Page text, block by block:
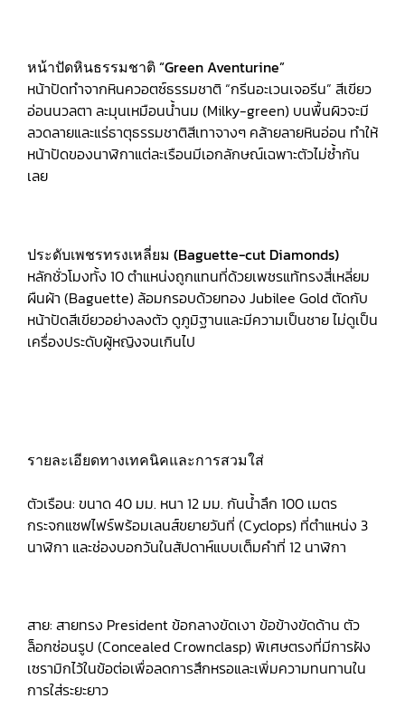
หน้าปัดหินธรรมชาติ “Green Aventurine”
หน้าปัดทำจากหินควอตซ์ธรรมชาติ “กรีนอะเวนเจอรีน” สีเขียว
อ่อนนวลตา ละมุนเหมือนน้ำนม (Milky-green) บนพื้นผิวจะมี
ลวดลายและแร่ธาตุธรรมชาติสีเทาจางๆ คล้ายลายหินอ่อน ทำให้
หน้าปัดของนาฬิกาแต่ละเรือนมีเอกลักษณ์เฉพาะตัวไม่ซ้ำกัน
เลย
ประดับเพชรทรงเหลี่ยม (Baguette-cut Diamonds)
หลักชั่วโมงทั้ง 10 ตำแหน่งถูกแทนที่ด้วยเพชรแท้ทรงสี่เหลี่ยม
ผืนผ้า (Baguette) ล้อมกรอบด้วยทอง Jubilee Gold ตัดกับ
หน้าปัดสีเขียวอย่างลงตัว ดูภูมิฐานและมีความเป็นชาย ไม่ดูเป็น
เครื่องประดับผู้หญิงจนเกินไป
รายละเอียดทางเทคนิคและการสวมใส่
ตัวเรือน: ขนาด 40 มม. หนา 12 มม. กันน้ำลึก 100 เมตร
กระจกแซฟไฟร์พร้อมเลนส์ขยายวันที่ (Cyclops) ที่ตำแหน่ง 3
นาฬิกา และช่องบอกวันในสัปดาห์แบบเต็มคำที่ 12 นาฬิกา
สาย: สายทรง President ข้อกลางขัดเงา ข้อข้างขัดด้าน ตัว
ล็อกซ่อนรูป (Concealed Crownclasp) พิเศษตรงที่มีการฝัง
เซรามิกไว้ในข้อต่อเพื่อลดการสึกหรอและเพิ่มความทนทานใน
การใส่ระยะยาว